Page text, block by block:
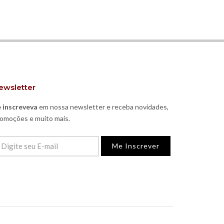
inscreveva em nossa newsletter e receba novidades,
e muito mais.
Me Inscrever